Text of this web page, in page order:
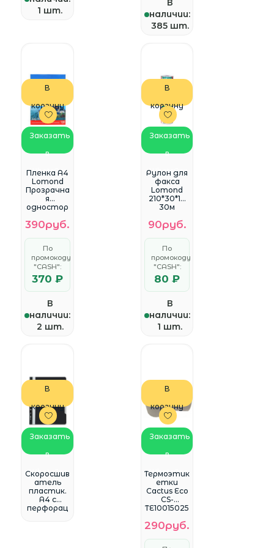
1 шт.
В
наличии:
385 шт.
В
корзину
Заказать
в
WhatsApp
Пленка А4
Lomond
Прозрачна
я
одностор
струйных
принтеро
в 100мкм,
10л.
(0708411)
390руб.
По
промокоду
"CASH":
370 ₽
В
наличии:
2 шт.
В
корзину
Заказать
в
WhatsApp
Рулон для
факса
Lomond
210*30*12
30м
90руб.
По
промокоду
"CASH":
80 ₽
В
наличии:
1 шт.
В
корзину
Заказать
в
WhatsApp
Скоросшив
атель
пластик.
A4 с
перфорац
В
корзину
Заказать
в
WhatsApp
Термоэтик
етки
Cactus Eco
CS-
TE10015025
сег.:100x15
0мм
самоклей.
290руб.